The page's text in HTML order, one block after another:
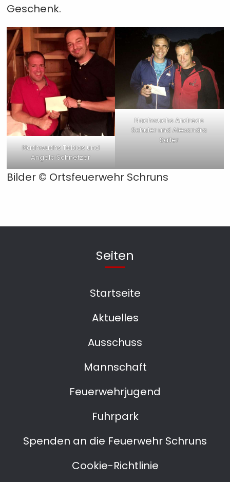
Geschenk.
Nachwuchs Tobias und
Angela Schnetzer
Nachwuchs Andreas
Schuler und Alexandra
Sailer
Bilder © Ortsfeuerwehr Schruns
Seiten
Startseite
Aktuelles
Ausschuss
Mannschaft
Feuerwehrjugend
Fuhrpark
Spenden an die Feuerwehr Schruns
Cookie-Richtlinie